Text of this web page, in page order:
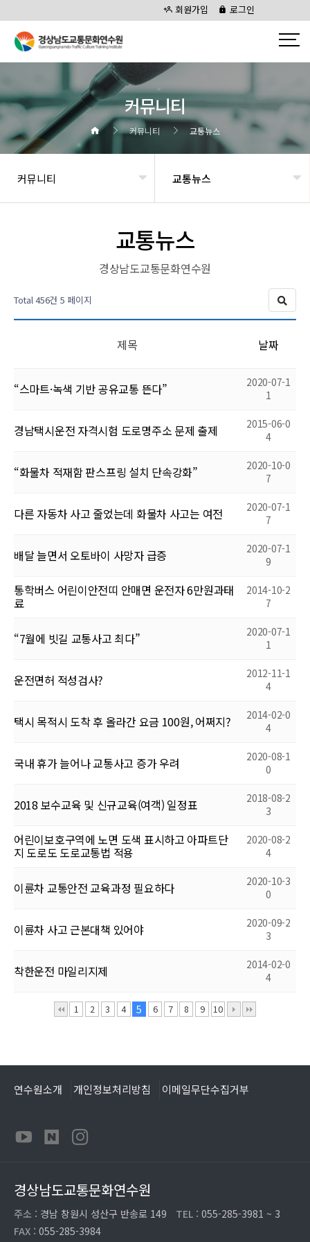
회원가입 로그인
커뮤니티
커뮤니티 교통뉴스
커뮤니티 교통뉴스
교통뉴스
경상남도교통문화연수원
Total 456건 5 페이지
제목 날짜
“스마트·녹색 기반 공유교통 뜬다”
2020-07-1
1
경남택시운전 자격시험 도로명주소 문제 출제
2015-06-0
4
“화물차 적재함 판스프링 설치 단속강화”
2020-10-0
7
다른 자동차 사고 줄었는데 화물차 사고는 여전
2020-07-1
7
배달 늘면서 오토바이 사망자 급증
2020-07-1
9
통학버스 어린이안전띠 안매면 운전자 6만원과태
료
2014-10-2
7
“7월에 빗길 교통사고 최다”
2020-07-1
1
운전면허 적성검사?
2012-11-1
4
택시 목적시 도착 후 올라간 요금 100원, 어쩌지?
2014-02-0
4
국내 휴가 늘어나 교통사고 증가 우려
2020-08-1
0
2018 보수교육 및 신규교육(여객) 일정표
2018-08-2
3
어린이보호구역에 노면 도색 표시하고 아파트단
지 도로도 도로교통법 적용
2020-08-2
4
이륜차 교통안전 교육과정 필요하다
2020-10-3
0
이륜차 사고 근본대책 있어야
2020-09-2
3
착한운전 마일리지제
2014-02-0
4
1 2 3 4 5 6 7 8 9 10
연수원소개 개인정보처리방침 이메일무단수집거부
경상남도교통문화연수원
주소 : 경남 창원시 성산구 반송로 149 TEL : 055-285-3981 ~ 3
FAX : 055-285-3984